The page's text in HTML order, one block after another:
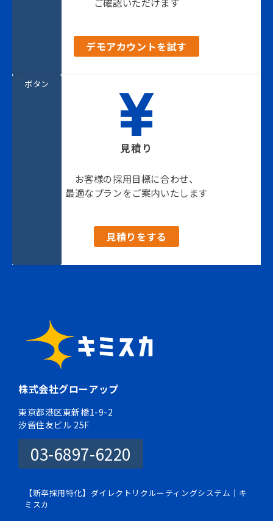
ご確認いただけます
デモアカウントを試す
見積り
お客様の採用目標に合わせ、
最適なプランをご案内いたします
ボタン
見積りをする
株式会社グローアップ
東京都港区東新橋1-9-2
汐留住友ビル 25F
03-6897-6220
【新卒採用特化】ダイレクトリクルーティングシステム｜キ
ミスカ